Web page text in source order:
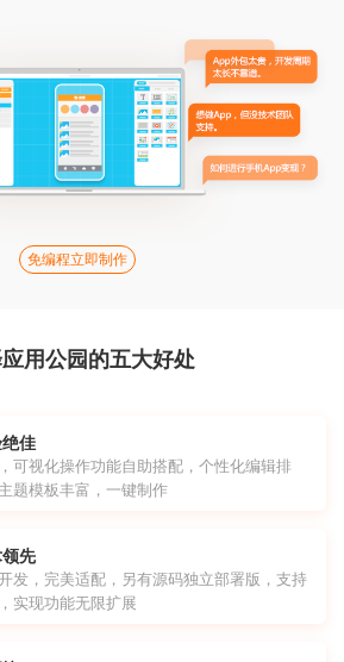
免编程立即制作
用公园的五大好处
佳
可视化操作功能自助搭配，个性化编辑排
题模板丰富，一键制作
先
发，完美适配，另有源码独立部署版，支持
实现功能无限扩展